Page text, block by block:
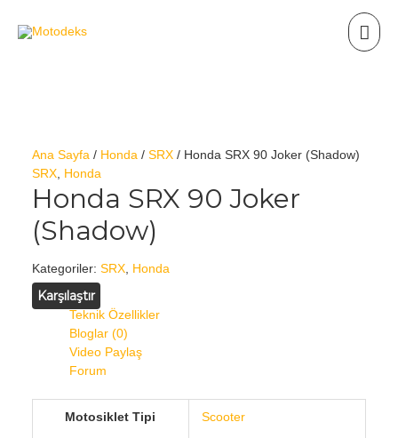
Ana Sayfa / Honda / SRX/ Honda SRX 90 Joker (Shadow)
SRX, Honda
Honda SRX 90 Joker
(Shadow)
Kategoriler: SRX, Honda
Karşılaştır
Teknik Özellikler
Bloglar (0)
Video Paylaş
Forum
Motosiklet Tipi Scooter